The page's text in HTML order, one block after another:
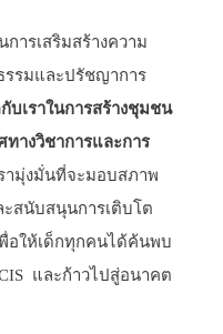
ารเสริมสร้างความ
รมและปรัชญาการ
บเราในการสร้างชุมชน
ทางวิชาการและการ
ามุ่งมั่นที่จะมอบสภาพ
สนับสนุนการเติบโต
อให้เด็กทุกคนได้ค้นพบ
และก้าวไปสู่อนาคต